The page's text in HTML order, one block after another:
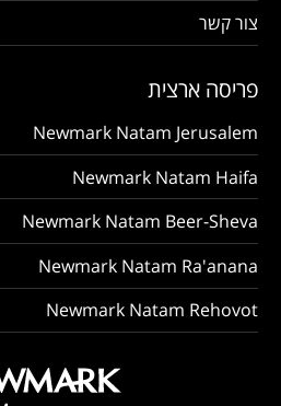
צור קשר
פריסה ארצית
Newmark Natam Jerusalem
Newmark Natam Haifa
Newmark Natam Beer-Sheva
Newmark Natam Ra'anana
Newmark Natam Rehovot